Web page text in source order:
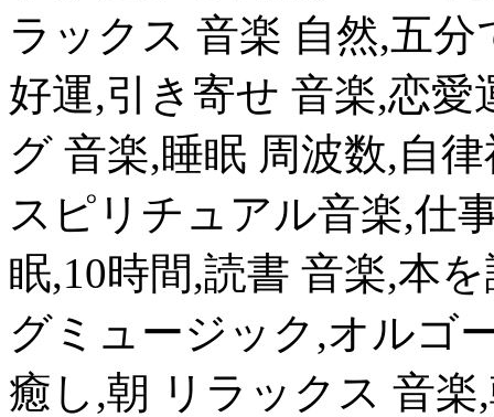
ラックス 音楽 自然,五
好運,引き寄せ 音楽,恋
グ 音楽,睡眠 周波数,自
スピリチュアル音楽,仕
眠,10時間,読書 音楽,本
グミュージック,オルゴ
癒し,朝 リラックス 音